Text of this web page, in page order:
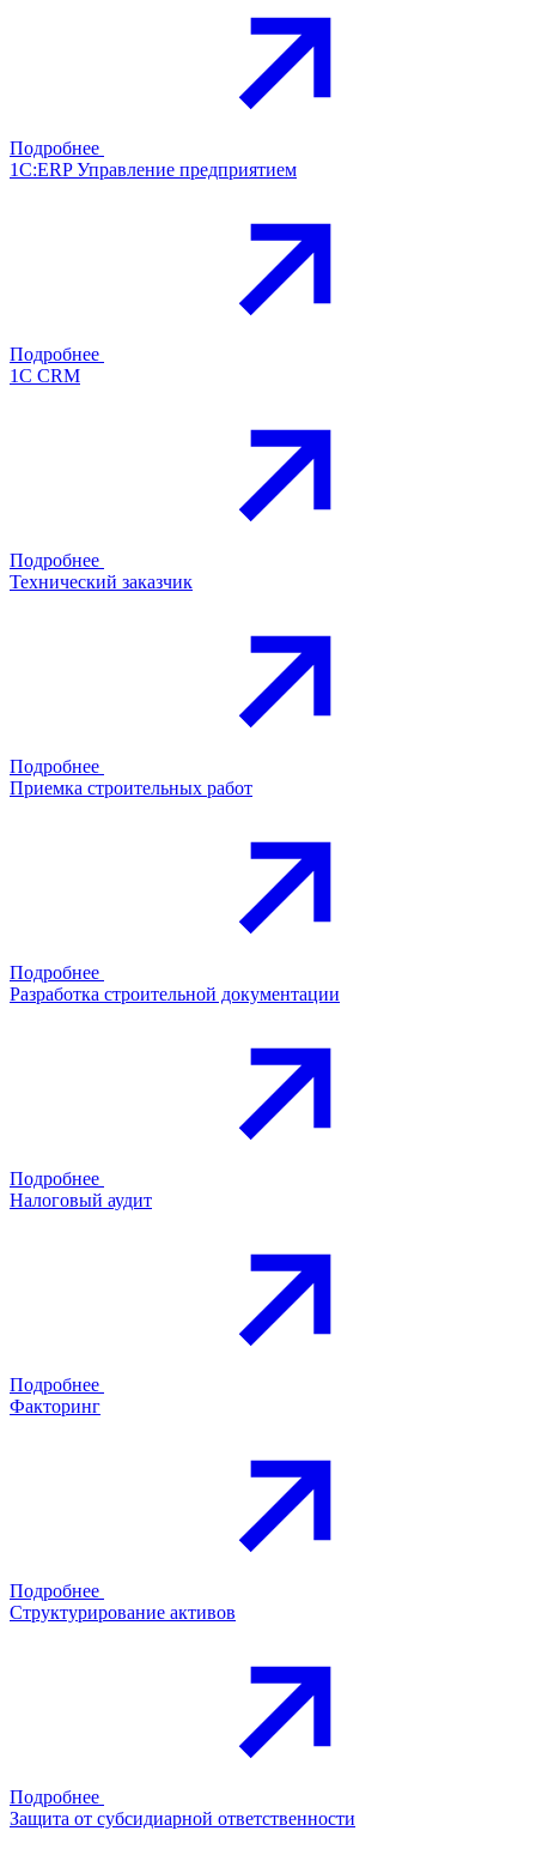
Подробнее
1С:ERP Управление предприятием
Подробнее
1С CRM
Подробнее
Технический заказчик
Подробнее
Приемка строительных работ
Подробнее
Разработка строительной документации
Подробнее
Налоговый аудит
Подробнее
Факторинг
Подробнее
Структурирование активов
Подробнее
Защита от субсидиарной ответственности